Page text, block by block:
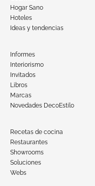
Hogar Sano
Hoteles
Ideas y tendencias
Informes
Interiorismo
Invitados
Libros
Marcas
Novedades DecoEstilo
Recetas de cocina
Restaurantes
Showrooms
Soluciones
Webs